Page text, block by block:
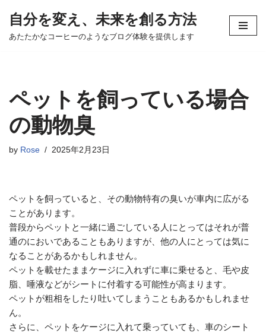
コ
へ
ス
キ
ッ
自分を変え、未来を創る方法
あたたかなコーヒーのようなブログ体験を提供します
ペットを飼っている場合
の動物臭
by Rose 2025年2月23日
ペットを飼っていると、その動物特有の臭いが車内に広がる
ことがあります。
普段からペットと一緒に過ごしている人にとってはそれが普
通のにおいであることもありますが、他の人にとっては気に
なることがあるかもしれません。
ペットを載せたままケージに入れずに車に乗せると、毛や皮
脂、唾液などがシートに付着する可能性が高まります。
ペットが粗相をしたり吐いてしまうこともあるかもしれませ
ん。
さらに、ペットをケージに入れて乗っていても、車のシート